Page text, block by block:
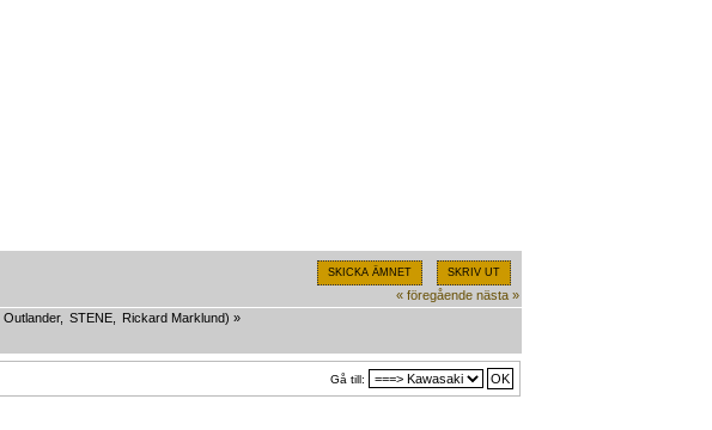
SKICKA ÄMNET SKRIV UT
« föregående nästa »
Outlander, STENE, Rickard Marklund) »
Gå till: